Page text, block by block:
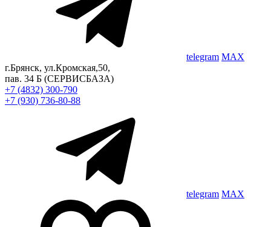
telegram MAX
г.Брянск, ул.Кромская,50,
пав. 34 Б (СЕРВИСБАЗА)
+7 (4832) 300-790
+7 (930) 736-80-88
telegram MAX